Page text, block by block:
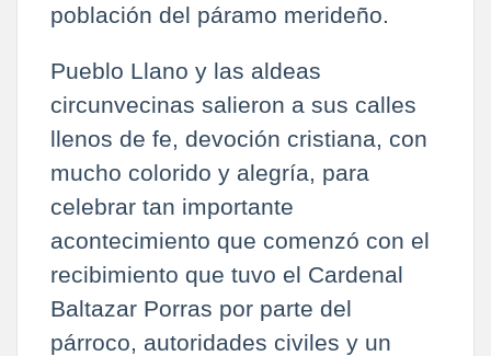
población del páramo merideño.
Pueblo Llano y las aldeas
circunvecinas salieron a sus calles
llenos de fe, devoción cristiana, con
mucho colorido y alegría, para
celebrar tan importante
acontecimiento que comenzó con el
recibimiento que tuvo el Cardenal
Baltazar Porras por parte del
párroco, autoridades civiles y un